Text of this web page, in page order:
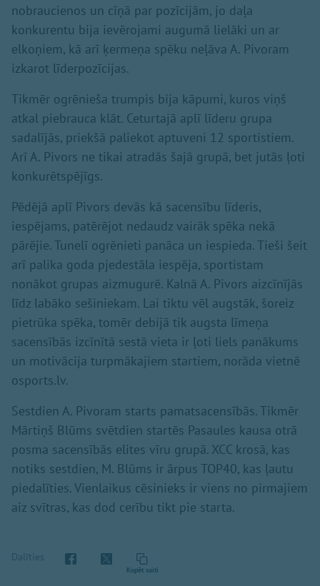
nobraucienos un cīņā par pozīcijām, jo daļa
konkurentu bija ievērojami augumā lielāki un ar
elkoņiem, kā arī ķermeņa spēku neļāva A. Pivoram
izkarot līderpozīcijas.
Tikmēr ogrēnieša trumpis bija kāpumi, kuros viņš
atkal piebrauca klāt. Ceturtajā aplī līderu grupa
sadalījās, priekšā paliekot aptuveni 12 sportistiem.
Arī A. Pivors ne tikai atradās šajā grupā, bet jutās ļoti
konkurētspējīgs.
Pēdējā aplī Pivors devās kā sacensību līderis,
iespējams, patērējot nedaudz vairāk spēka nekā
pārējie. Tunelī ogrēnieti panāca un iespieda. Tieši šeit
arī palika goda pjedestāla iespēja, sportistam
nonākot grupas aizmugurē. Kalnā A. Pivors aizcīnījās
līdz labāko sešiniekam. Lai tiktu vēl augstāk, šoreiz
pietrūka spēka, tomēr debijā tik augsta līmeņa
sacensībās izcīnītā sestā vieta ir ļoti liels panākums
un motivācija turpmākajiem startiem, norāda vietnē
osports.lv.
Sestdien A. Pivoram starts pamatsacensībās. Tikmēr
Mārtiņš Blūms svētdien startēs Pasaules kausa otrā
posma sacensībās elites vīru grupā. XCC krosā, kas
notiks sestdien, M. Blūms ir ārpus TOP40, kas ļautu
piedalīties. Vienlaikus cēsinieks ir viens no pirmajiem
aiz svītras, kas dod cerību tikt pie starta.
Dalīties
Kopēt saiti